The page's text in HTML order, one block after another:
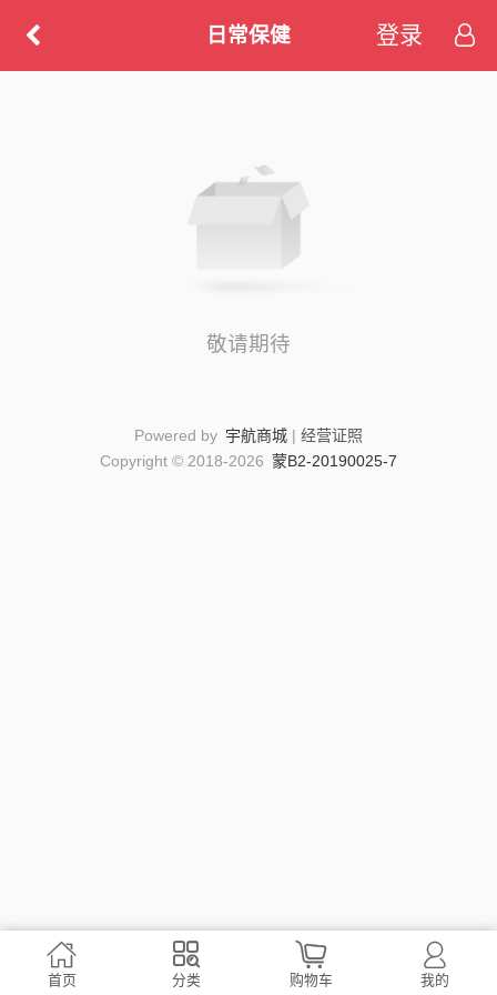
日常保健 登录
敬请期待
Powered by 宇航商城 | 经营证照
Copyright © 2018-2026 蒙B2-20190025-7

首页

分类

购物车

我的